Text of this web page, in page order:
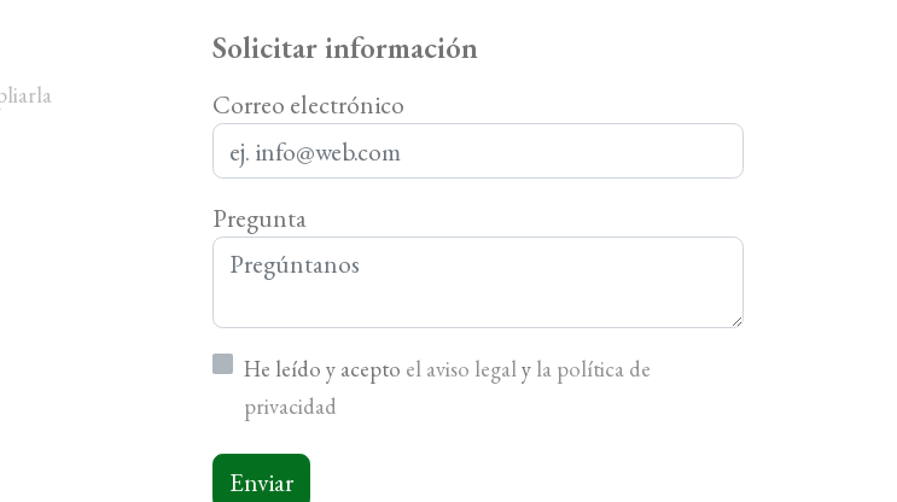
Solicitar información
Correo electrónico
Pregunta
He leído y acepto el aviso legaly la política de
privacidad
Enviar